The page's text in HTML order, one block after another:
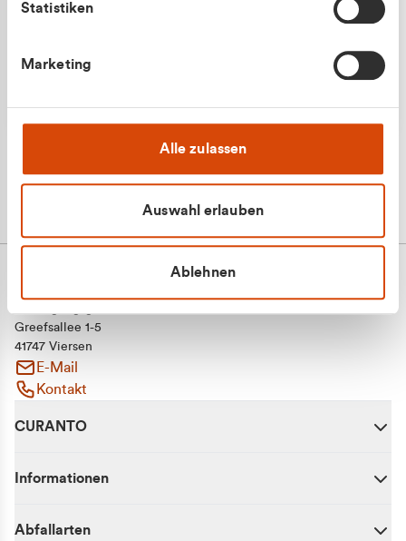
Statistiken
Marketing
Alle zulassen
Auswahl erlauben
Ablehnen
Greefsallee 1-5
41747 Viersen
E-Mail
Kontakt
CURANTO
Informationen
Abfallarten